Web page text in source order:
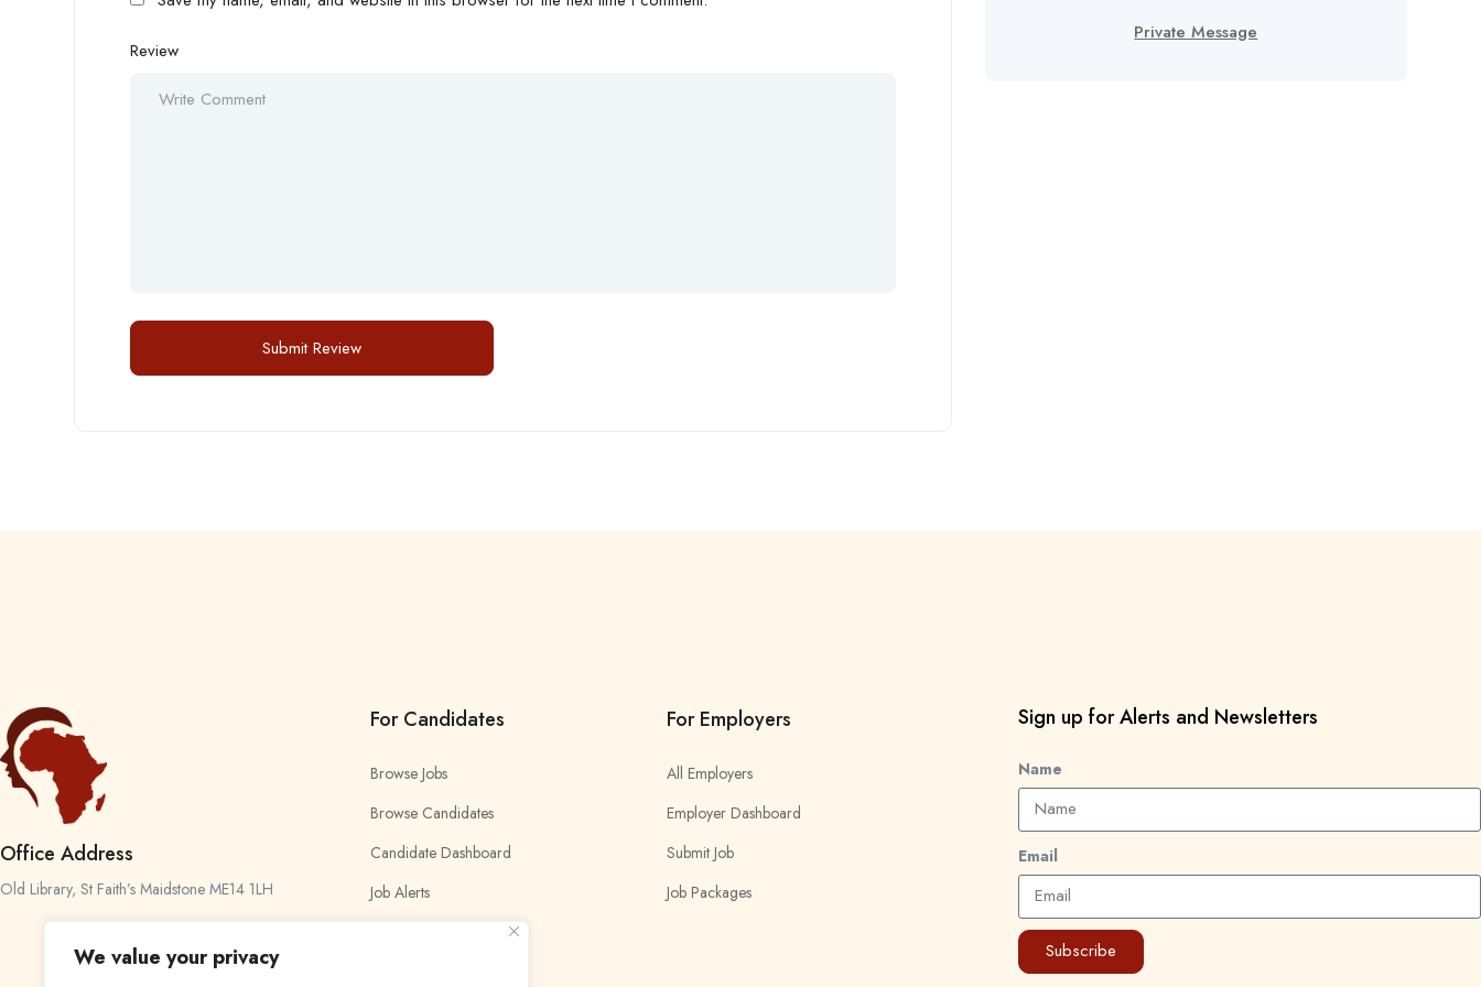
We value your privacy
Review
Private Message
Office Address
Old Library, St Faith’s Maidstone ME14 1LH
For Candidates
Browse Jobs
Browse Candidates
Candidate Dashboard
Job Alerts
For Employers
All Employers
Employer Dashboard
Submit Job
Job Packages
Sign up for Alerts and Newsletters
Name
Email
Subscribe